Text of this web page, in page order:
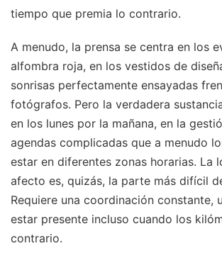
tiempo que premia lo contrario.
A menudo, la prensa se centra en los
alfombra roja, en los vestidos de
sonrisas perfectamente ensayadas
fotógrafos. Pero la verdadera
en los lunes por la mañana, en la
agendas complicadas que a menudo
estar en diferentes zonas horarias. La
afecto es, quizás, la parte más difícil
Requiere una coordinación constante,
estar presente incluso cuando los
contrario.